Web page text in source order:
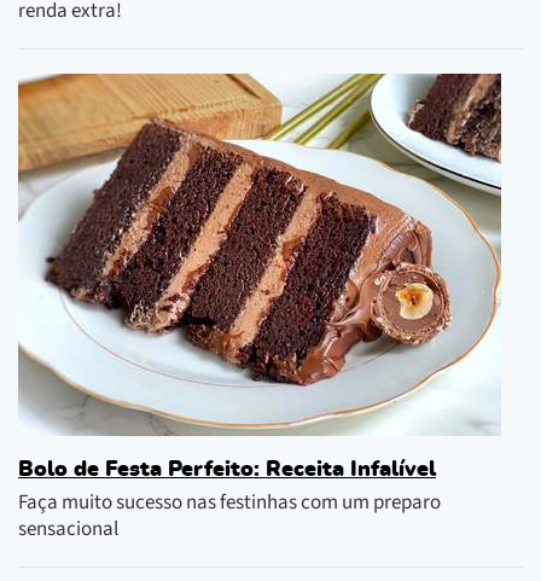
renda extra!
Bolo de Festa Perfeito: Receita Infalível
Faça muito sucesso nas festinhas com um preparo
sensacional